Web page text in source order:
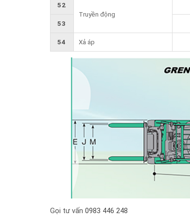
52
Truyền động
53
54 Xả áp
Gọi tư vấn 0983 446 248